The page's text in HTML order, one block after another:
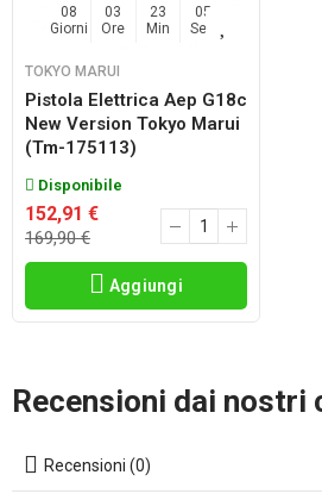
08
Giorni
03
Ore
23
Min
04
Sec
TOKYO MARUI
Pistola Elettrica Aep G18c
New Version Tokyo Marui
(tm-175113)
Disponibile
152,91 €
169,90 €
Aggiungi
Recensioni dai nostri
Recensioni (0)